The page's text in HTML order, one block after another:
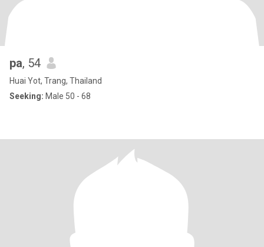
pa, 54
Huai Yot, Trang, Thailand
Seeking: Male 50 - 68